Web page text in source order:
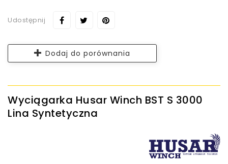
Udostępnij
Dodaj do porównania
Wyciągarka Husar Winch BST S 3000
Lina Syntetyczna